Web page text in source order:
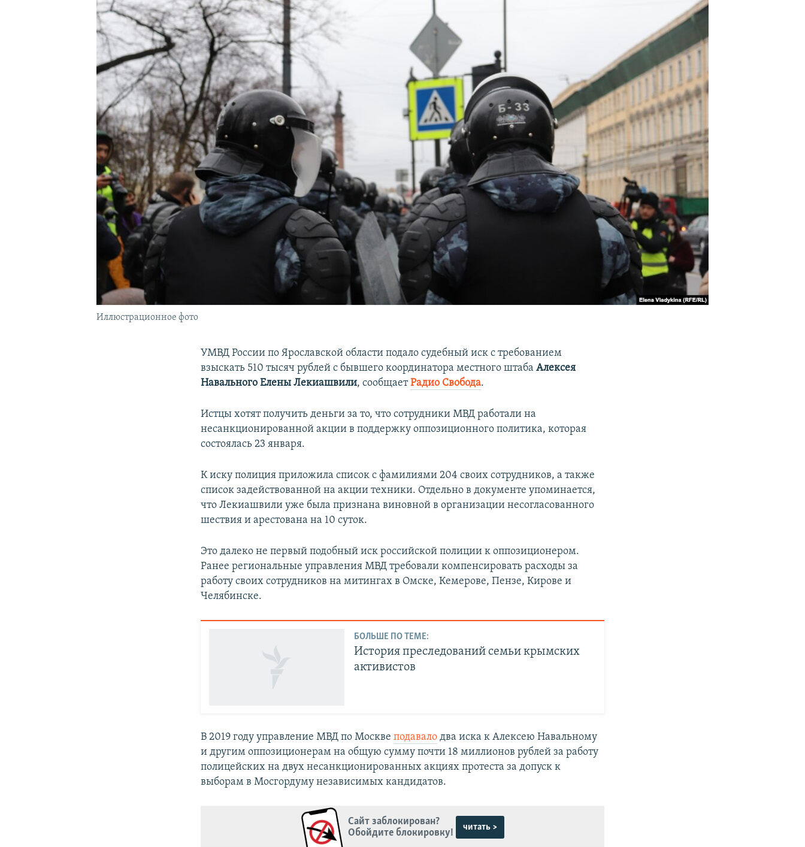
КРЫМ.НЕПОКОРЕННЫЙ
УКРАИНСКАЯ ПРОБЛЕМА КРЫМА
Иллюстрационное фото
УМВД России по Ярославской области подало судебный иск с требованием
взыскать 510 тысяч рублей с бывшего координатора местного штабаАлексея
Навального Елены Лекиашвили, сообщаетРадио Свобода.
Истцы хотят получить деньги за то, что сотрудники МВД работали на
несанкционированной акции в поддержку оппозиционного политика, которая
состоялась 23 января.
К иску полиция приложила список с фамилиями 204 своих сотрудников, а также
список задействованной на акции техники. Отдельно в документе упоминается,
что Лекиашвили уже была признана виновной в организации несогласованного
шествия и арестована на 10 суток.
Это далеко не первый подобный иск российской полиции к оппозиционером.
Ранее региональные управления МВД требовали компенсировать расходы за
работу своих сотрудников на митингах в Омске, Кемерове, Пензе, Кирове и
Челябинске.
БОЛЬШЕ ПО ТЕМЕ:
История преследований семьи крымских
активистов
В 2019 году управление МВД по Москвеподавало два иска к Алексею Навальному
и другим оппозиционерам на общую сумму почти 18 миллионов рублей за работу
полицейских на двух несанкционированных акциях протеста за допуск к
выборам в Мосгордуму независимых кандидатов.
Сайт заблокирован?
Обойдите блокировку!
читать >